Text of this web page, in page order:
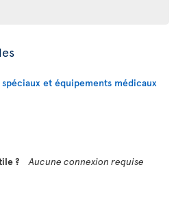
et équipements médicaux
?
Aucune connexion requise